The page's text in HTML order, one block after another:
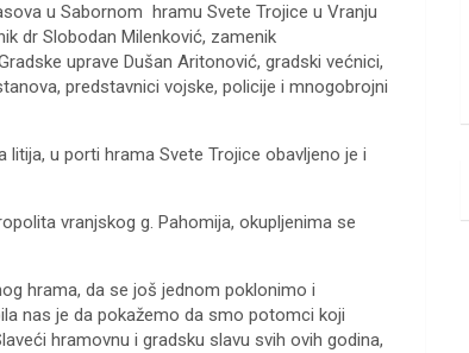
u Sabornom hramu Svete Trojice u Vranju
dr Slobodan Milenković, zamenik
uprave Dušan Aritonović, gradski većnici,
predstavnici vojske, policije i mnogobrojni
litija, u porti hrama Svete Trojice obavljeno je i
vranjskog g. Pahomija, okupljenima se
hrama, da se još jednom poklonimo i
nas je da pokažemo da smo potomci koji
hramovnu i gradsku slavu svih ovih godina,